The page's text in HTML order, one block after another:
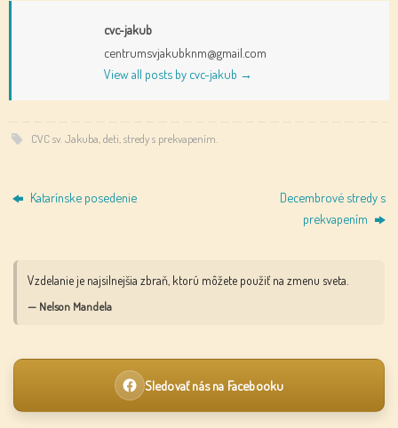
cvc-jakub
centrumsvjakubknm@gmail.com
View all posts by cvc-jakub →
CVC sv. Jakuba deti stredy s prekvapením
Katarínske posedenie
Decembrové stredy s
prekvapením
Vzdelanie je najsilnejšia zbraň, ktorú môžete použiť na zmenu sveta.
— Nelson Mandela
Sledovať nás na Facebooku